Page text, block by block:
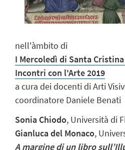
nell'àmbito di
I Mercoledì di Santa Cristina
Incontri con l'Arte 2019
a cura dei docenti di Arti
coordinatore Daniele Benati
Sonia Chiodo, Università di
Gianluca del Monaco,
A margine di un libro